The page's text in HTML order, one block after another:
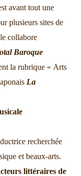
avant tout une
plusieurs sites de
collabore
Baroque
la rubrique « Arts
La
recherchée
et beaux-arts.
littéraires de